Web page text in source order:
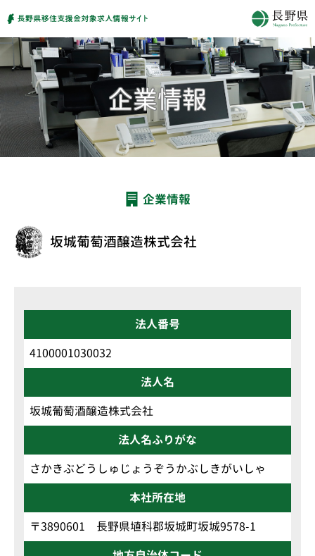
企業情報
坂城葡萄酒醸造株式会社
法人番号
4100001030032
法人名
坂城葡萄酒醸造株式会社
法人名ふりがな
さかきぶどうしゅじょうぞうかぶしきがいしゃ
本社所在地
〒3890601 長野県埴科郡坂城町坂城9578-1